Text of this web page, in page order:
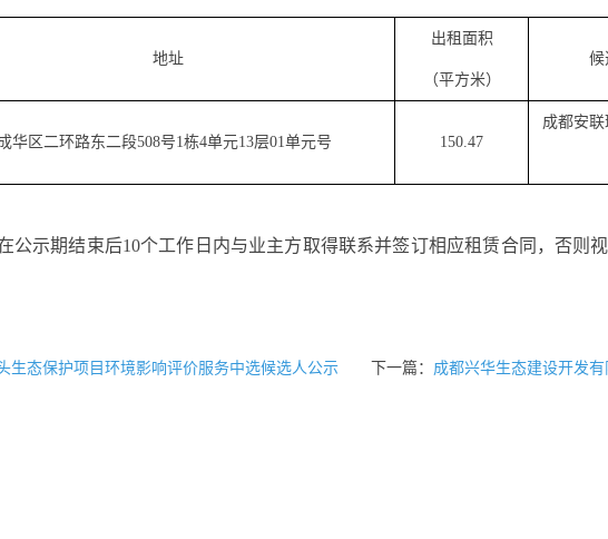
地址
出租面积
（平方米）
候
华区二环路东二段508号1栋4单元13层01单元号 150.47
成都安
公示期结束后10个工作日内与业主方取得联系并签订相应租赁合同，否则
生态保护项目环境影响评价服务中选候选人公示 下一篇： 成都兴华生态建设开发